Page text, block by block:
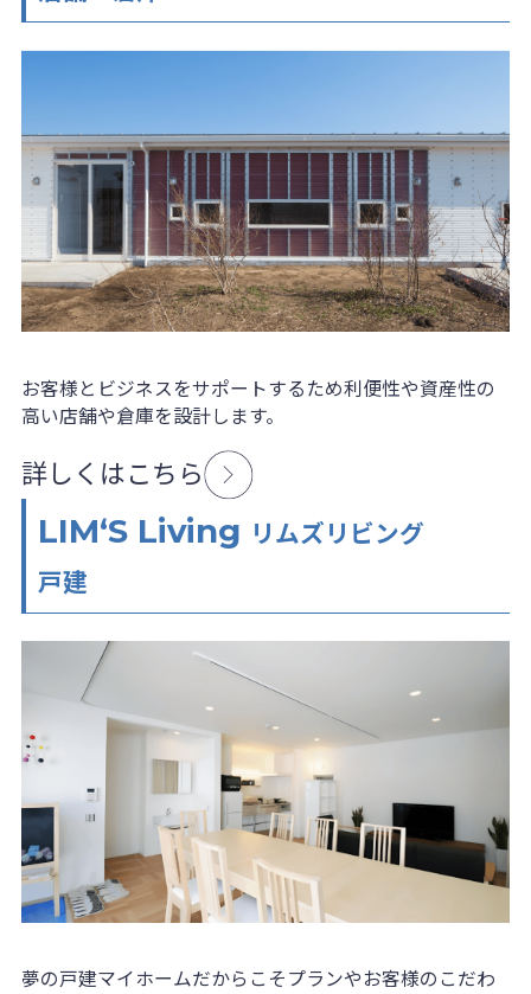
お客様とビジネスをサポートするため利便性や資産性の
高い店舗や倉庫を設計します。
詳しくはこちら
LIM‘S Living リムズリビング
戸建
夢の戸建マイホームだからこそプランやお客様のこだわ